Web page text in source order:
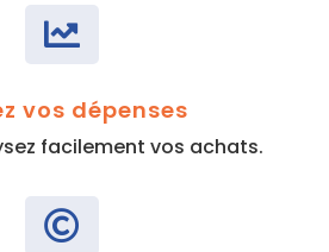

vos dépenses
facilement vos achats.
